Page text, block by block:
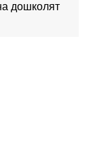
дошколят